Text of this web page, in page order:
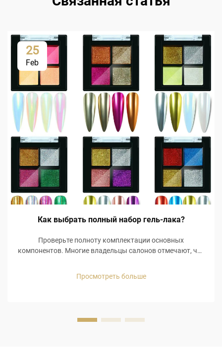
25
Feb
Как выбрать полный набор гель-лака?
Проверьте полноту комплектации основных
компонентов. Многие владельцы салонов отмечают, что
расходов. Например, базовое покрытие низкого
Просмотреть больше